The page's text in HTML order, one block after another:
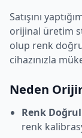
Satışını
orijinal üretim
olup renk
cihazınızla
Neden
Renk
renk